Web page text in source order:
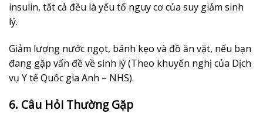
insulin, tất cả đều là yếu tố nguy cơ của suy giảm sinh
lý.
Giảm lượng nước ngọt, bánh kẹo và đồ ăn vặt, nếu bạn
đang gặp vấn đề về sinh lý (Theo khuyến nghị của Dịch
vụ Y tế Quốc gia Anh – NHS).
6. Câu Hỏi Thường Gặp